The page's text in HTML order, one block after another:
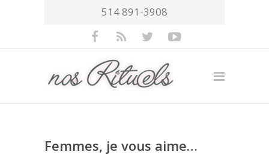
514 891-3908
Femmes, je vous aime…